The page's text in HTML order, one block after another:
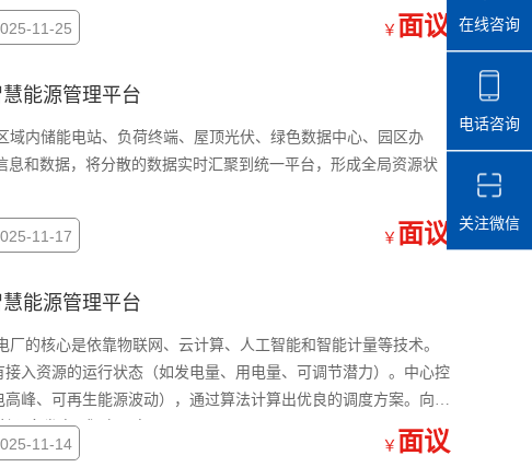
11-25 ￥ 面议
能源管理平台
域内储能电站、负荷终端、屋顶光伏、绿色数据中心、园区办
息和数据，将分散的数据实时汇聚到统一平台，形成全局资源状
11-17 ￥ 面议
能源管理平台
的核心是依靠物联网、云计算、人工智能和智能计量等技术。
入资源的运行状态（如发电量、用电量、可调节潜力）。中心控
峰、可再生能源波动），通过算法计算出优良的调度方案。向聚
“多发电”或“少用电”。
11-14 ￥ 面议
在线咨询
电话咨询
关注微信